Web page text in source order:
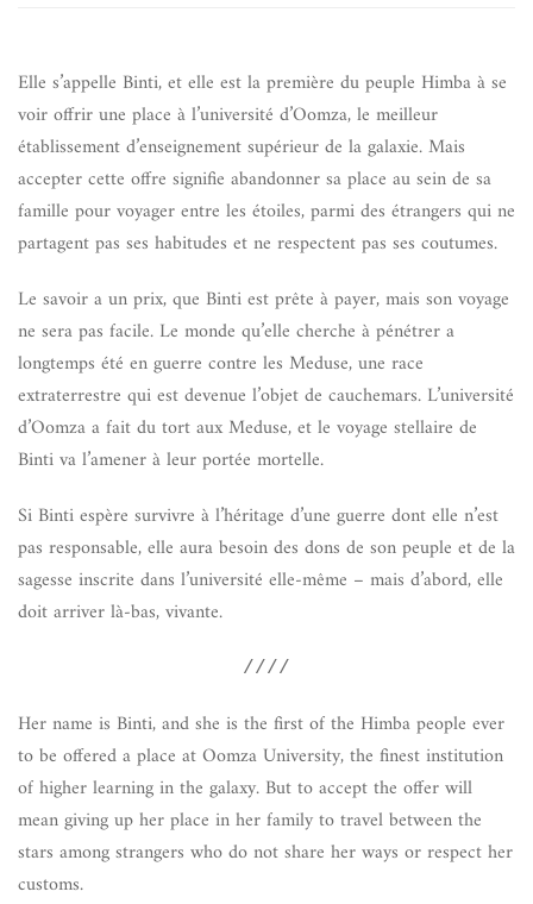
Elle s’appelle Binti, et elle est la première du peuple Himba à se
voir offrir une place à l’université d’Oomza, le meilleur
établissement d’enseignement supérieur de la galaxie. Mais
accepter cette offre signifie abandonner sa place au sein de sa
famille pour voyager entre les étoiles, parmi des étrangers qui ne
partagent pas ses habitudes et ne respectent pas ses coutumes.
Le savoir a un prix, que Binti est prête à payer, mais son voyage
ne sera pas facile. Le monde qu’elle cherche à pénétrer a
longtemps été en guerre contre les Meduse, une race
extraterrestre qui est devenue l’objet de cauchemars. L’université
d’Oomza a fait du tort aux Meduse, et le voyage stellaire de
Binti va l’amener à leur portée mortelle.
Si Binti espère survivre à l’héritage d’une guerre dont elle n’est
pas responsable, elle aura besoin des dons de son peuple et de la
sagesse inscrite dans l’université elle-même – mais d’abord, elle
doit arriver là-bas, vivante.
////
Her name is Binti, and she is the first of the Himba people ever
to be offered a place at Oomza University, the finest institution
of higher learning in the galaxy. But to accept the offer will
mean giving up her place in her family to travel between the
stars among strangers who do not share her ways or respect her
customs.